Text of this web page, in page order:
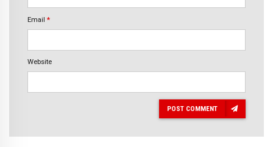
Email *
Website
POST COMMENT